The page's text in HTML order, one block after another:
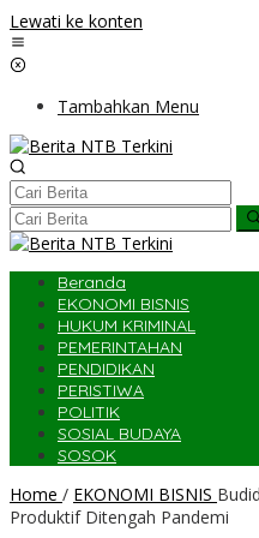
Lewati ke konten
Tambahkan Menu
Beranda
EKONOMI BISNIS
HUKUM KRIMINAL
PEMERINTAHAN
PENDIDIKAN
PERISTIWA
POLITIK
SOSIAL BUDAYA
SOSOK
Home / EKONOMI BISNIS
Produktif Ditengah Pandemi